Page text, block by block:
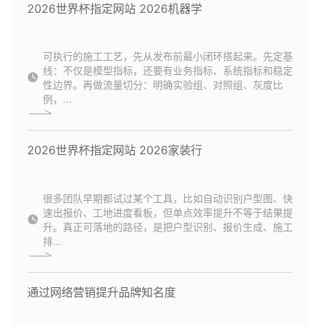
2026世界杯指定网站 2026机器学
可执行的施工工艺，先从发布前最小闭环搭起来。先定基
线：不仅是模型指标，还要有业务指标、系统指标和稳定
性边界。再做流量切分：明确实验组、对照组、灰度比
例，...
2026世界杯指定网站 2026家装行
很多团队早期都试过某个工具，比如自动识别户型图、快
速出报价、工地进度看板，但单点效率提升不等于结果提
升。真正可落地的路径，是把户型识别、报价生成、施工
排...
通过网络营销提升品牌知名度